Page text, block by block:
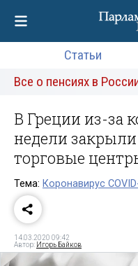
Статьи
Все о пенсиях в
В Греции из-за
недели
торговые
Тема: Коронавирус
14.03.2020 09:42
Автор: Игорь Байков